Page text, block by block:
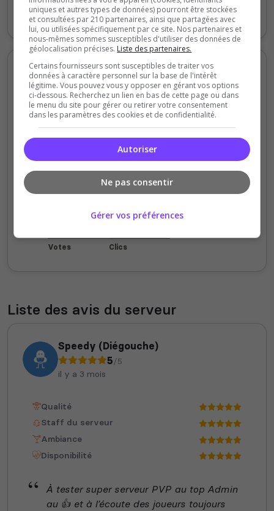
Votes Clics
Votes et clics mensuels
10000
20000
Fév
Votes Clics
Liste des avis du serveur
Speedy (Diégouche)
5/5
il y a 3 mois
Qualité
Staff du serveur
Ambiance
Disponibilité
À tester super serveur PVP au top Admin
au 👍 et à l’écoute des joueurs toujours
uniques et autres types de données) pourront être stockées
et consultées par 210 partenaires, ainsi que partagées avec
lui, ou utilisées spécifiquement par ce site. Nos partenaires et
nous-mêmes sommes susceptibles d'utiliser des données de
géolocalisation précises. Liste des partenaires.
Certains fournisseurs sont susceptibles de traiter vos
données à caractère personnel sur la base de l'intérêt
légitime. Vous pouvez vous y opposer en gérant vos options
ci-dessous. Recherchez un lien en bas de cette page ou dans
le menu du site pour gérer ou retirer votre consentement
dans les paramètres des cookies et de confidentialité.
Autoriser
Ne pas consentir
Gérer vos préférences